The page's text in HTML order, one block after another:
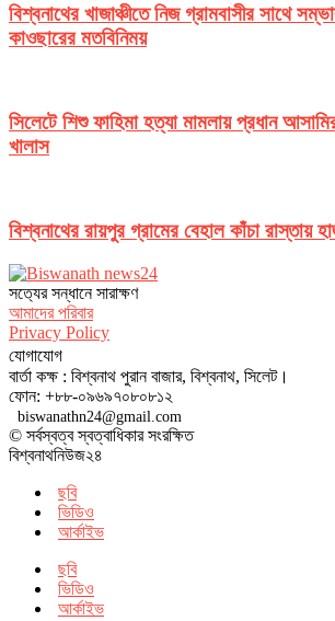
বিশ্বনাথের খাজাঞ্চীতে নিজ গ্রামবাসীর সাথে
কাওছারের মতবিনিময়
সিলেটে শিশু ফাহিমা হত্যা মামলায় প্রধান
খালাস
বিশ্বনাথের রায়পুর গ্রামের বেহাল কাঁচা রাস্তায়
সত‌্যের সন্ধানে সারাক্ষণ
আমাদের পরিবার
Privacy Policy
যোগাযোগ
বার্তা কক্ষ : বিশ্বনাথ পুরান বাজার, বিশ্বনাথ, সিলেট।
ফোন: +৮৮-০৯৬৯৭০৮০৮১২
biswanathn24@gmail.com
© সর্বস্বত্ব স্বত্বাধিকার সংরক্ষিত
বিশ্বনাথনিউজ২৪
ছবি
ভিডিও
আর্কাইভ
ছবি
ভিডিও
আর্কাইভ